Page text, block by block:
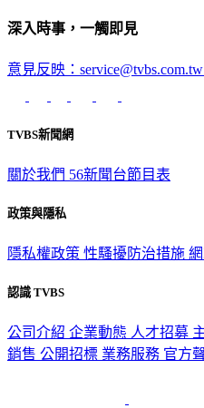
深入時事，一觸即見
意見反映：service@tvbs.com.tw
TVBS新聞網
關於我們 56新聞台節目表
政策與隱私
隱私權政策 性騷擾防治措施
認識 TVBS
公司介紹 企業動態 人才招募
銷售 公開招標 業務服務 官方